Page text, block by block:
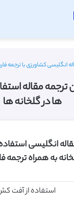
انگلیسی کشاورزی با ترجمه فارسی 2022
ترجمه مقاله
ها در گلخانه ها
انگلیسی
به همراه ترجمه
استفاده از آفت